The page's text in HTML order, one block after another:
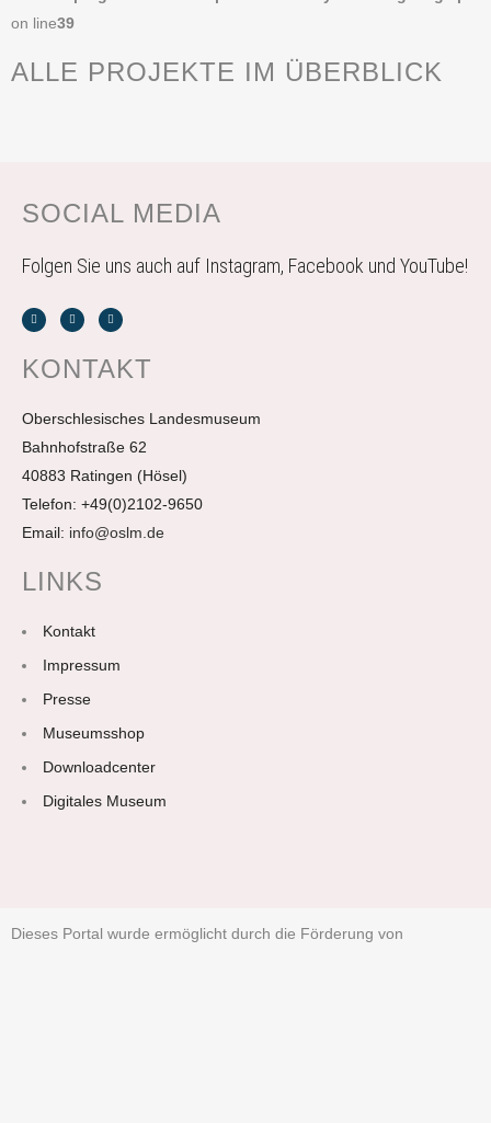
on line39
ALLE PROJEKTE IM ÜBERBLICK
SOCIAL MEDIA
Folgen Sie uns auch auf Instagram, Facebook und YouTube!
KONTAKT
Oberschlesisches Landesmuseum
Bahnhofstraße 62
40883 Ratingen (Hösel)
Telefon: +49(0)2102-9650
Email: info@oslm.de
LINKS
Kontakt
Impressum
Presse
Museumsshop
Downloadcenter
Digitales Museum
Dieses Portal wurde ermöglicht durch die Förderung von